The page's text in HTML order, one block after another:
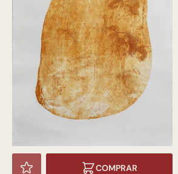
COMPRAR